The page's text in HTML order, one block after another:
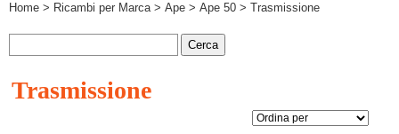
Home > Ricambi per Marca> Ape > Ape 50 > Trasmissione
Trasmissione